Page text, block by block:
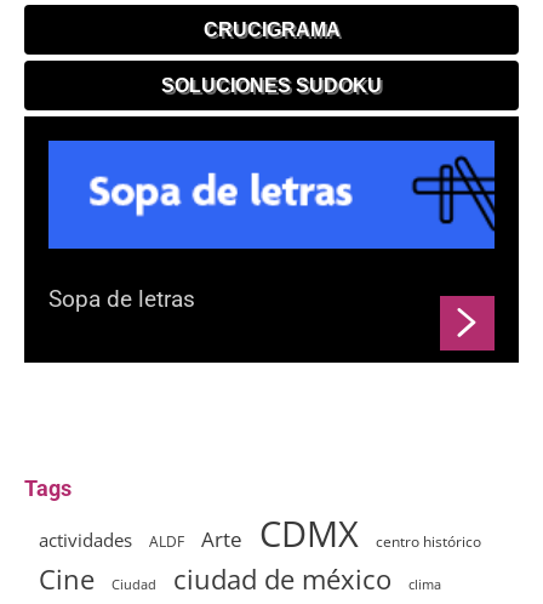
CRUCIGRAMA
SOLUCIONES SUDOKU
Sopa de letras
Tags
actividades ALDF Arte CDMX centro histórico
Cine Ciudad ciudad de méxico clima